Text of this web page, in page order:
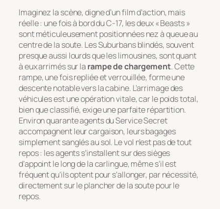
Imaginez la scène, digne d’un film d’action, mais
réelle : une fois à bord du C-17, les deux « Beasts »
sont méticuleusement positionnées nez à queue au
centre de la soute. Les Suburbans blindés, souvent
presque aussi lourds que les limousines, sont quant
à eux arrimés sur la rampe de chargement. Cette
rampe, une fois repliée et verrouillée, forme une
descente notable vers la cabine. L’arrimage des
véhicules est une opération vitale, car le poids total,
bien que classifié, exige une parfaite répartition.
Environ quarante agents du Service Secret
accompagnent leur cargaison, leurs bagages
simplement sanglés au sol. Le vol n’est pas de tout
repos : les agents s’installent sur des sièges
d’appoint le long de la carlingue, même s’il est
fréquent qu’ils optent pour s’allonger, par nécessité,
directement sur le plancher de la soute pour le
repos.